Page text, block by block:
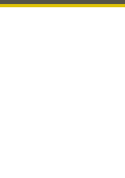
menu